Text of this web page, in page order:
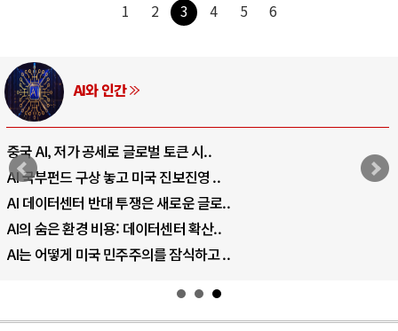
1 2 3 4 5 6
AI와 인간
중국 AI, 저가 공세로 글로벌 토큰 시..
AI 국부펀드 구상 놓고 미국 진보진영 ..
AI 데이터센터 반대 투쟁은 새로운 글로..
AI의 숨은 환경 비용: 데이터센터 확산..
AI는 어떻게 미국 민주주의를 잠식하고 ..